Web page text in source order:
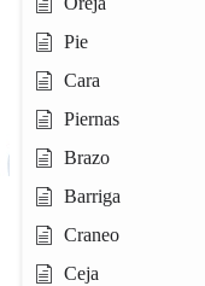
Pie
Cara
Piernas
Brazo
Barriga
Craneo
Ceja